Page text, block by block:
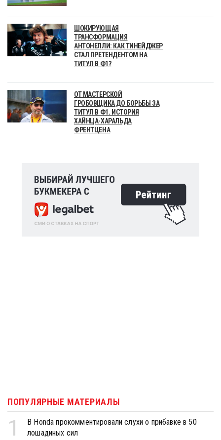
ШОКИРУЮЩАЯ
ТРАНСФОРМАЦИЯ
АНТОНЕЛЛИ: КАК ТИНЕЙДЖЕР
СТАЛ ПРЕТЕНДЕНТОМ НА
ТИТУЛ В Ф1?
ОТ МАСТЕРСКОЙ
ГРОБОВЩИКА ДО БОРЬБЫ ЗА
ТИТУЛ В Ф1. ИСТОРИЯ
ХАЙНЦА-ХАРАЛЬДА
ФРЕНТЦЕНА
ПОПУЛЯРНЫЕ МАТЕРИАЛЫ
1
В Honda прокомментировали слухи о прибавке в 50
лошадиных сил